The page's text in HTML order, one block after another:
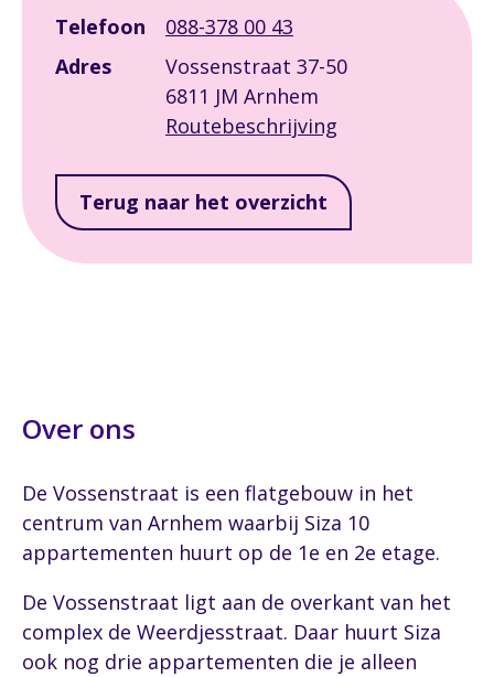
Telefoon
088-378 00 43
Adres
Vossenstraat 37-50
6811 JM Arnhem
Routebeschrijving
Terug naar het overzicht
Over ons
De Vossenstraat is een flatgebouw in het
centrum van Arnhem waarbij Siza 10
appartementen huurt op de 1e en 2e etage.
De Vossenstraat ligt aan de overkant van het
complex de Weerdjesstraat. Daar huurt Siza
ook nog drie appartementen die je alleen